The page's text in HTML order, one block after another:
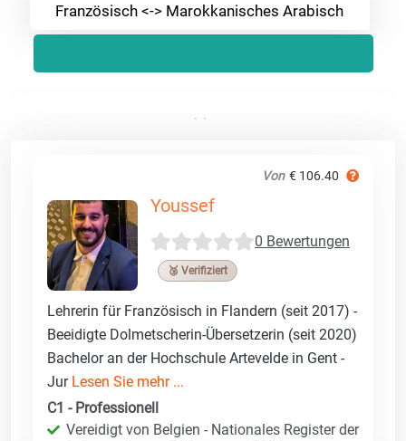
Französisch <-> Marokkanisches Arabisch
Von € 106.40
Youssef
0 Bewertungen
🥉 Verifiziert
Lehrerin für Französisch in Flandern (seit 2017) -
Beeidigte Dolmetscherin-Übersetzerin (seit 2020)
Bachelor an der Hochschule Artevelde in Gent -
Jur Lesen Sie mehr ...
C1 - Professionell
Vereidigt von Belgien - Nationales Register der